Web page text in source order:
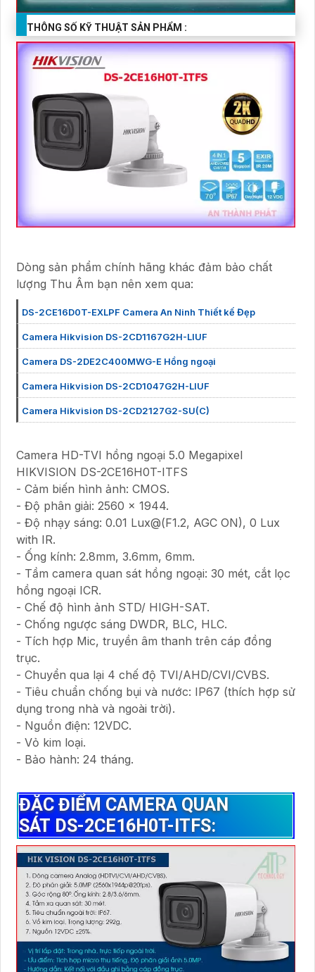
THÔNG SỐ KỸ THUẬT SẢN PHẨM :
Dòng sản phẩm chính hãng khác đảm bảo chất
lượng Thu Âm bạn nên xem qua:
DS-2CE16D0T-EXLPF Camera An Ninh Thiết kế Đẹp
Camera Hikvision DS-2CD1167G2H-LIUF
Camera DS-2DE2C400MWG-E Hồng ngoại
Camera Hikvision DS-2CD1047G2H-LIUF
Camera Hikvision DS-2CD2127G2-SU(C)
Camera HD-TVI hồng ngoại 5.0 Megapixel
HIKVISION DS-2CE16H0T-ITFS
- Cảm biến hình ảnh: CMOS.
- Độ phân giải: 2560 x 1944.
- Độ nhạy sáng: 0.01 Lux@(F1.2, AGC ON), 0 Lux
with IR.
- Ống kính: 2.8mm, 3.6mm, 6mm.
- Tầm camera quan sát hồng ngoại: 30 mét, cắt lọc
hồng ngoại ICR.
- Chế độ hình ảnh STD/ HIGH-SAT.
- Chống ngược sáng DWDR, BLC, HLC.
- Tích hợp Mic, truyền âm thanh trên cáp đồng
trục.
- Chuyển qua lại 4 chế độ TVI/AHD/CVI/CVBS.
- Tiêu chuẩn chống bụi và nước: IP67 (thích hợp sử
dụng trong nhà và ngoài trời).
- Nguồn điện: 12VDC.
- Vỏ kim loại.
- Bảo hành: 24 tháng.
ĐẶC ĐIỂM CAMERA QUAN
SÁT DS-2CE16H0T-ITFS: